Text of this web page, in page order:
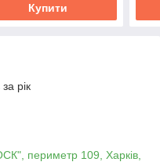
Купити
рік
периметр 109, Харків,